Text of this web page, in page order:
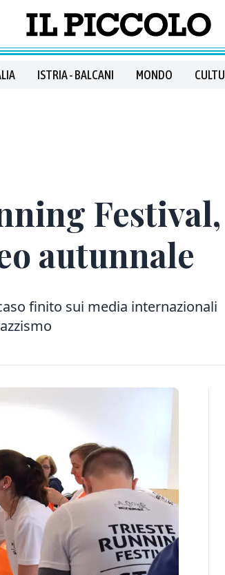
ISTRIA - BALCANI MONDO
autunnale
finito sui media internazionali